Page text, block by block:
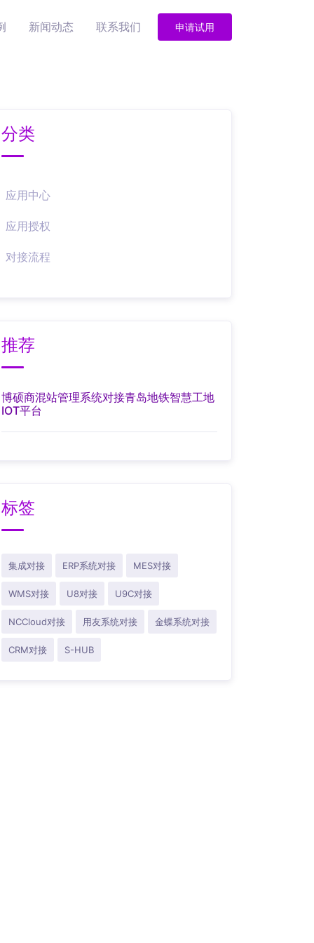
新闻动态 联系我们 申请试用
分类
应用中心
应用授权
对接流程
推荐
博硕商混站管理系统对接青岛地铁智慧工地
IOT平台
标签
集成对接 ERP系统对接 MES对接
WMS对接 U8对接 U9C对接
NCCloud对接 用友系统对接 金蝶系统对接
CRM对接 S-HUB